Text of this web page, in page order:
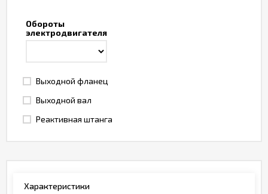
Обороты
электродвигателя
Выходной фланец
Выходной вал
Реактивная штанга
Характеристики